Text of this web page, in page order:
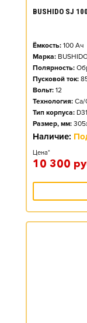
BUSHIDO SJ
Ёмкость: 100 Ач
Марка:
Полярность:
Пусковой ток:
Вольт: 12
Технология: Ca/
Тип корпуса:
Размер, мм:
Наличие:
Цена*
10 300